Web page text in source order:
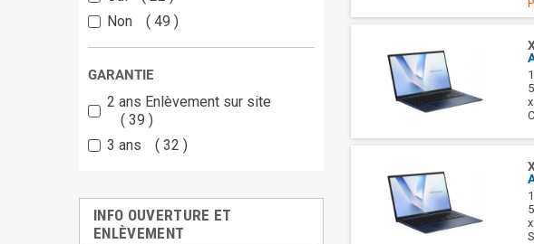
Non
49
GARANTIE
2 ans Enlèvement sur site
39
3 ans
32
INFO OUVERTURE ET
ENLÈVEMENT